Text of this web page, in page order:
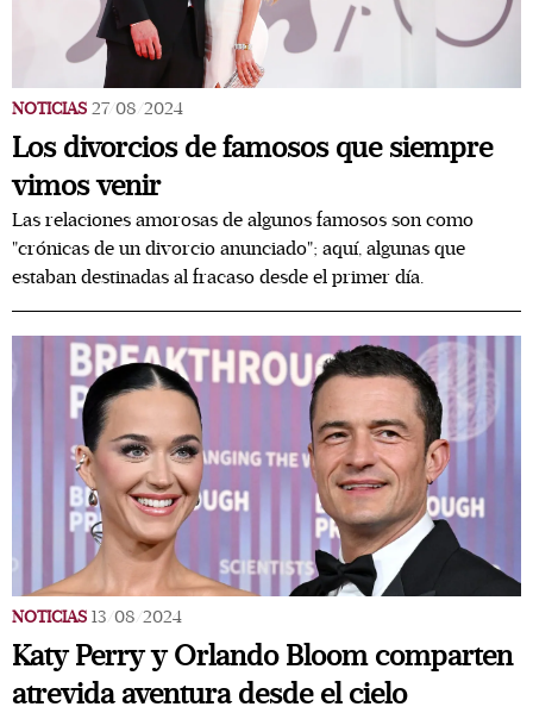
NOTICIAS 27/08/2024
Los divorcios de famosos que siempre
vimos venir
Las relaciones amorosas de algunos famosos son como
"crónicas de un divorcio anunciado"; aquí, algunas que
estaban destinadas al fracaso desde el primer día.
NOTICIAS 13/08/2024
Katy Perry y Orlando Bloom comparten
atrevida aventura desde el cielo